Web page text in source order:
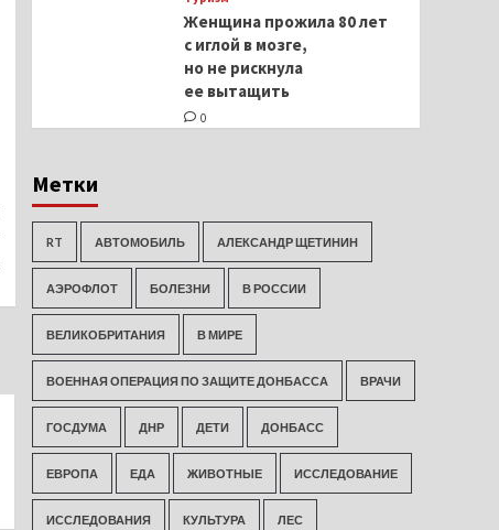
Женщина прожила 80 лет
с иглой в мозге,
но не рискнула
ее вытащить
0
Метки
RT АВТОМОБИЛЬ АЛЕКСАНДР ЩЕТИНИН
АЭРОФЛОТ БОЛЕЗНИ В РОССИИ
ВЕЛИКОБРИТАНИЯ В МИРЕ
ВОЕННАЯ ОПЕРАЦИЯ ПО ЗАЩИТЕ ДОНБАССА ВРАЧИ
ГОСДУМА ДНР ДЕТИ ДОНБАСС
ЕВРОПА ЕДА ЖИВОТНЫЕ ИССЛЕДОВАНИЕ
ИССЛЕДОВАНИЯ КУЛЬТУРА ЛЕС